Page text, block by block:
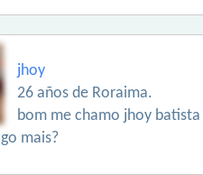
jhoy
26 años de Roraima.
bom me chamo jhoy
mais?